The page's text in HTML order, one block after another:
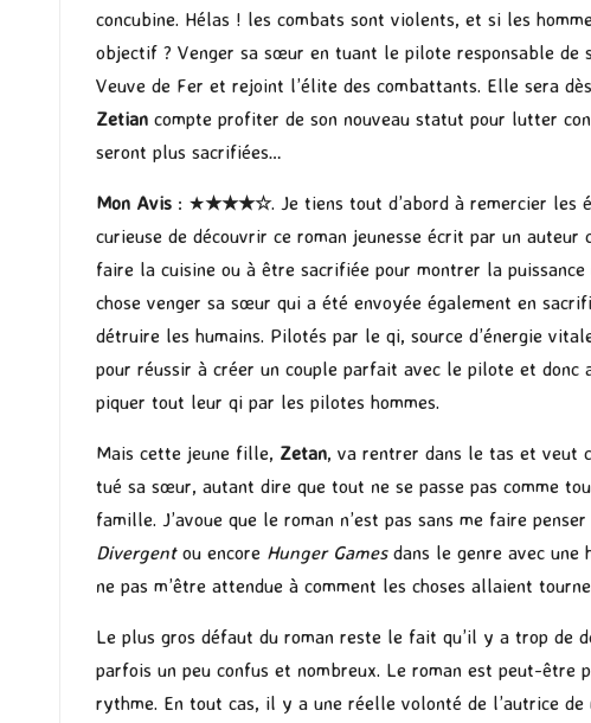
concubine. Hélas ! les combats sont violents, et si les
objectif ? Venger sa sœur en tuant le pilote responsable de
Veuve de Fer et rejoint l’élite des combattants. Elle sera
Zetian compte profiter de son nouveau statut pour lutter
seront plus sacrifiées…
Mon Avis : ★★★★☆. Je tiens tout d’abord à remercier les
curieuse de découvrir ce roman jeunesse écrit par un
faire la cuisine ou à être sacrifiée pour montrer la puissance
chose venger sa sœur qui a été envoyée également en
détruire les humains. Pilotés par le qi, source d’énergie
pour réussir à créer un couple parfait avec le pilote et
piquer tout leur qi par les pilotes hommes.
Mais cette jeune fille, Zetan, va rentrer dans le tas et veut
tué sa sœur, autant dire que tout ne se passe pas comme
famille. J’avoue que le roman n’est pas sans me faire
Divergent ou encore Hunger Gamesdans le genre avec une
ne pas m’être attendue à comment les choses allaient
Le plus gros défaut du roman reste le fait qu’il y a trop de
parfois un peu confus et nombreux. Le roman est peut-être
rythme. En tout cas, il y a une réelle volonté de l’autrice de